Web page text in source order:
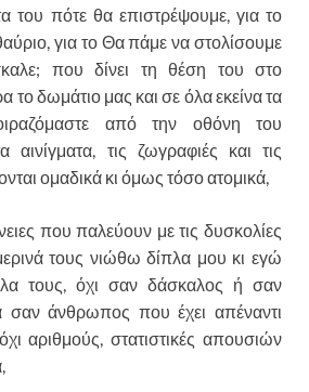
του πότε θα επιστρέψουμε, για το
για το Θα πάμε να στολίσουμε
που δίνει τη θέση του στο
το δωμάτιο μας και σε όλα εκείνα τα
από την οθόνη του
αινίγματα, τις ζωγραφιές και τις
ομαδικά κι όμως τόσο ατομικά,
που παλεύουν με τις δυσκολίες
τους νιώθω δίπλα μου κι εγώ
τους, όχι σαν δάσκαλος ή σαν
άνθρωπος που έχει απέναντι
αριθμούς, στατιστικές απουσιών